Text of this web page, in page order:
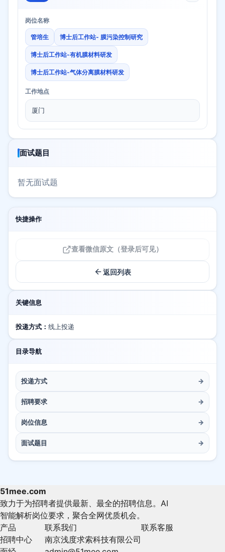
岗位名称
管培生 博士后工作站- 膜污染控制研究
博士后工作站-有机膜材料研发
博士后工作站-气体分离膜材料研发
工作地点
厦门
面试题目
暂无面试题
快捷操作
查看微信原文（登录后可见）
返回列表
关键信息
投递方式： 线上投递
目录导航
投递方式 →
招聘要求 →
岗位信息 →
面试题目 →
51mee.com
致力于为招聘者提供最新、最全的招聘信息。AI
智能解析岗位要求，聚合全网优质机会。
产品
招聘中心
联系我们
南京浅度求索科技有限公司
联系客服